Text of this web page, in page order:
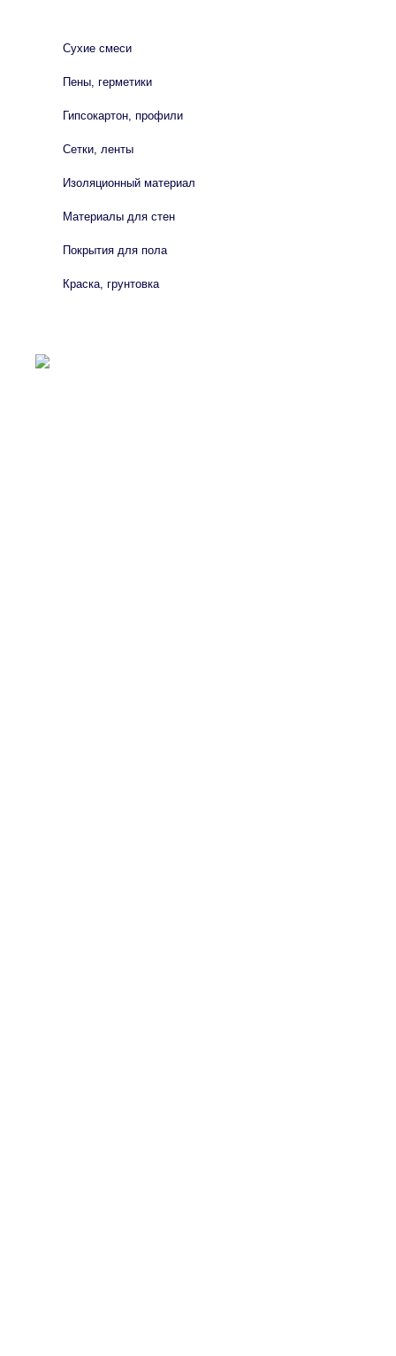
Сухие смеси
Пены, герметики
Гипсокартон, профили
Сетки, ленты
Изоляционный материал
Материалы для стен
Покрытия для пола
Краска, грунтовка